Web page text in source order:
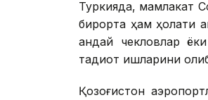
Туркияда, мамлакат
бирорта ҳам ҳолати
қандай чекловлар
тадқиқот ишларини
Қозоғистон